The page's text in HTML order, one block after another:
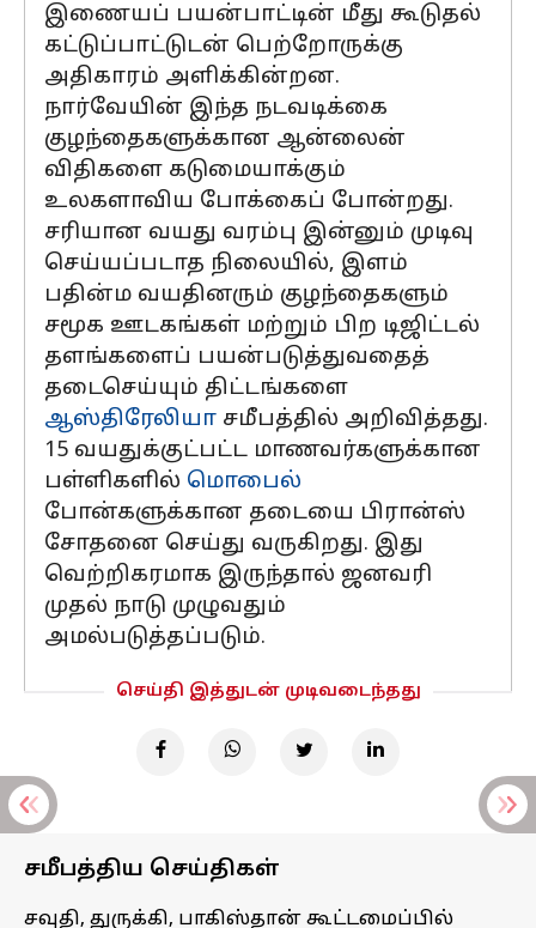
இணையப் பயன்பாட்டின் மீது கூடுதல்
கட்டுப்பாட்டுடன் பெற்றோருக்கு
அதிகாரம் அளிக்கின்றன.
நார்வேயின் இந்த நடவடிக்கை
குழந்தைகளுக்கான ஆன்லைன்
விதிகளை கடுமையாக்கும்
உலகளாவிய போக்கைப் போன்றது.
சரியான வயது வரம்பு இன்னும் முடிவு
செய்யப்படாத நிலையில், இளம்
பதின்ம வயதினரும் குழந்தைகளும்
சமூக ஊடகங்கள் மற்றும் பிற டிஜிட்டல்
தளங்களைப் பயன்படுத்துவதைத்
தடைசெய்யும் திட்டங்களை
ஆஸ்திரேலியா சமீபத்தில் அறிவித்தது.
15 வயதுக்குட்பட்ட மாணவர்களுக்கான
பள்ளிகளில் மொபைல்
போன்களுக்கான தடையை பிரான்ஸ்
சோதனை செய்து வருகிறது. இது
வெற்றிகரமாக இருந்தால் ஜனவரி
முதல் நாடு முழுவதும்
அமல்படுத்தப்படும்.
செய்தி இத்துடன் முடிவடைந்தது
சமீபத்திய செய்திகள்
சவுதி, துருக்கி, பாகிஸ்தான் கூட்டமைப்பில்